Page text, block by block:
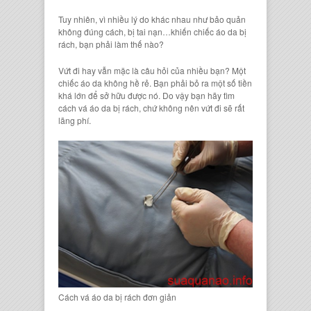
Tuy nhiên, vì nhiều lý do khác nhau như bảo quản
không đúng cách, bị tai nạn…khiến chiếc áo da bị
rách, bạn phải làm thế nào?
Vứt đi hay vẫn mặc là câu hỏi của nhiều bạn? Một
chiếc áo da không hề rẻ. Bạn phải bỏ ra một số tiền
khá lớn để sở hữu được nó. Do vậy bạn hãy tìm
cách vá áo da bị rách, chứ không nên vứt đi sẽ rất
lãng phí.
Cách vá áo da bị rách đơn giản